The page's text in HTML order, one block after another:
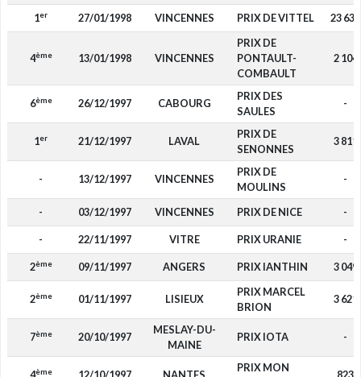
1er 27/01/1998 VINCENNES PRIX DE VITTEL 23 630
4ème 13/01/1998 VINCENNES
PRIX DE
PONTAULT-
COMBAULT
2 104
6ème 26/12/1997 CABOURG
PRIX DES
SAULES
-
1er 21/12/1997 LAVAL
PRIX DE
SENONNES
3 811
- 13/12/1997 VINCENNES
PRIX DE
MOULINS
-
- 03/12/1997 VINCENNES PRIX DE NICE -
- 22/11/1997 VITRE PRIX URANIE -
2ème 09/11/1997 ANGERS PRIX IANTHIN 3 049
2ème 01/11/1997 LISIEUX
PRIX MARCEL
BRION
3 621
7ème 20/10/1997
MESLAY-DU-
MAINE
PRIX IOTA -
ème
PRIX MON